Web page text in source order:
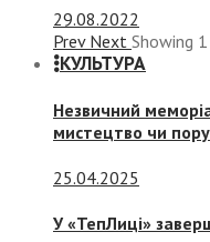
29.08.2022
Prev Next Showing 1
КУЛЬТУРА
Незвичний
мистецтво чи
25.04.2025
У «ТепЛиці»